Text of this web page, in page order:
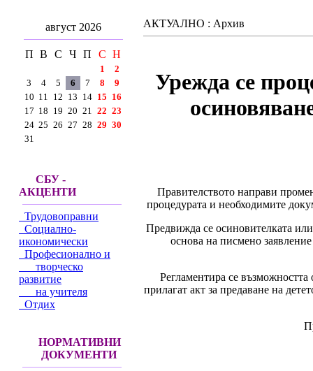
август 2026
П В С Ч П С Н
1
2
3
4 5 6 7 8
9
10 11 12 13 14 15 16
17 18 19 20 21 22 23
24 25 26 27 28 29 30
31
СБУ -
АКЦЕНТИ
Трудовоправни
Социално-
икономически
Професионално и
творческо
развитие
на учителя
Отдих
НОРМАТИВНИ
ДОКУМЕНТИ
АКТУАЛНО : Архив
Урежда се
Правителството направи
процедурата и необходимите
Предвижда се осиновителката
основа на писмено
Регламентира се възможността
прилагат акт за предаване на